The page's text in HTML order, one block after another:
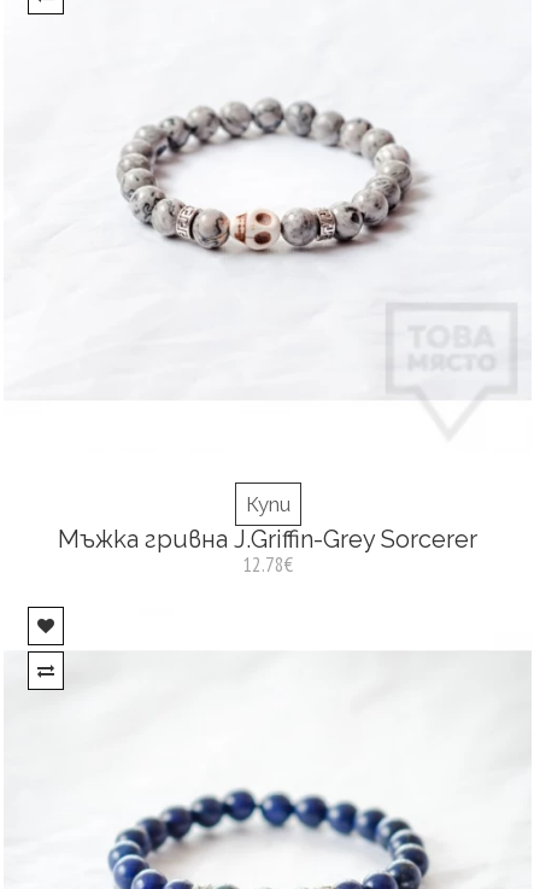
Купи
Мъжка гривна J.Griffin-Grey Sorcerer
12.78€